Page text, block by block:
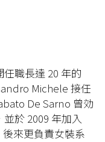
職長達 20 年的
Michele 接任
De Sarno 曾効
於 2009 年加入
來更負責女裝系